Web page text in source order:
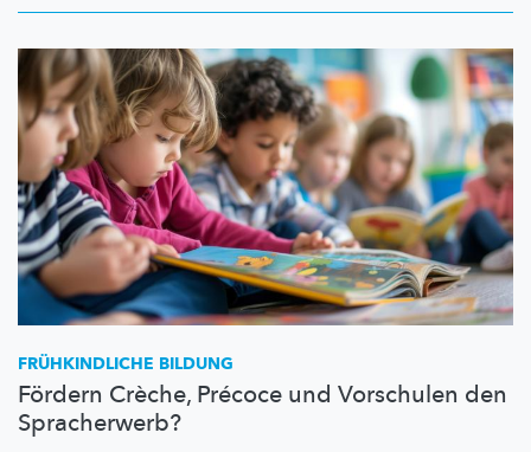
FRÜHKINDLICHE BILDUNG
Fördern Crèche, Précoce und Vorschulen den
Spracherwerb?